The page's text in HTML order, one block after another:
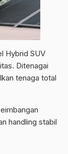
Hybrid SUV
Ditenagai
tenaga total
handling stabil